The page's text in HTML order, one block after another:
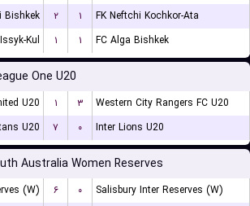
Bishkek
۲ ۱
FK Neftchi Kochkor-Ata
Kul
۱ ۱ FC Alga Bishkek
One U20
U20 ۱ ۳
Western City Rangers FC U20
U20
۷ ۰ Inter Lions U20
Australia Women Reserves
(W) ۶ ۰
Salisbury Inter Reserves (W)